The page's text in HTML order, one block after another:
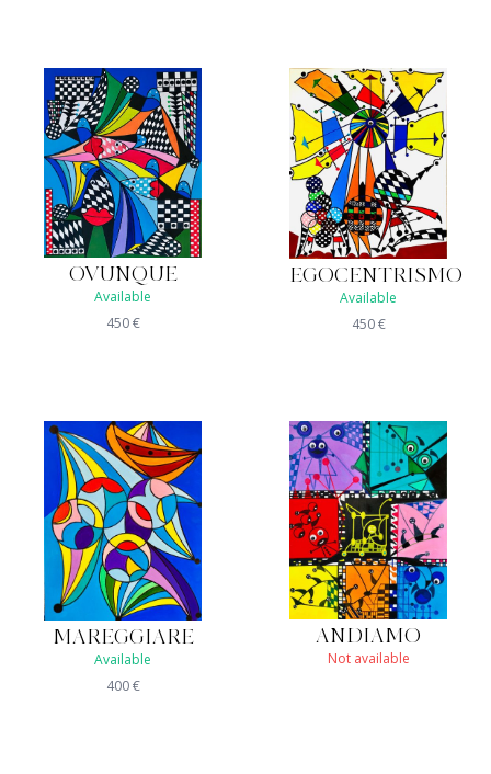
OVUNQUE
Available
450€
EGOCENTRISMO
Available
450€
MAREGGIARE
Available
400€
ANDIAMO
Not available